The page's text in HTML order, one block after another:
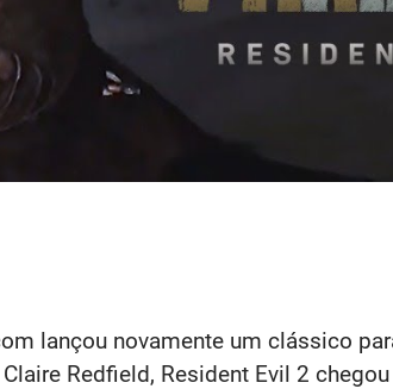
lançou novamente um clássico
Redfield, Resident Evil 2